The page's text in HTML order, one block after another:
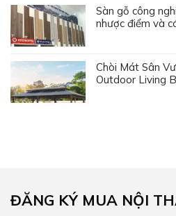
Sàn gỗ công
nhược điểm và
Chòi Mát Sân
Outdoor Living
ĐĂNG KÝ MUA NỘI